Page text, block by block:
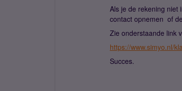
Als je de rekening niet
contact opnemen of
Zie onderstaande link
https://www.simyo.nl/
Succes.